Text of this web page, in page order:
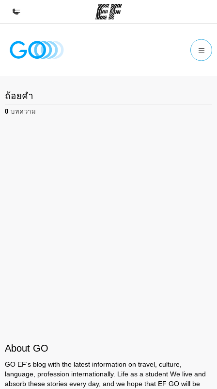
หน้าหลัก
ดูโปรแกรมทั้งหมด
สำนักงาน
ถ้อยคำ
0 บทความ
About GO
GO EF's blog with the latest information on travel, culture,
language, profession internationally. Life as a student We live and
absorb these stories every day, and we hope that EF GO will be